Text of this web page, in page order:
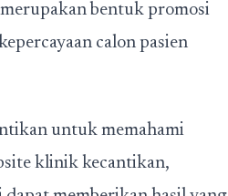
bentuk promosi
calon pasien
untuk memahami
klinik kecantikan,